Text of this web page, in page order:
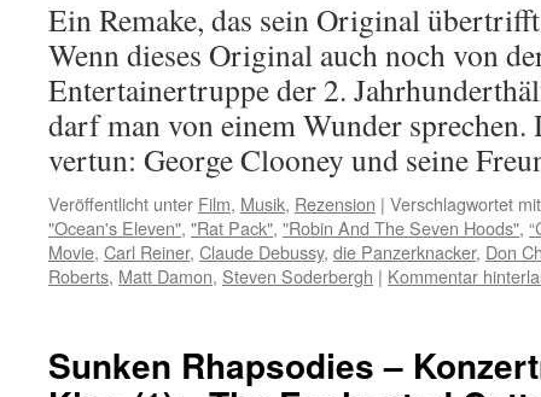
Ein Remake, das sein Original
Wenn dieses Original auch noch von
Entertainertruppe der 2.
darf man von einem Wunder sprechen.
vertun: George Clooney und seine
Veröffentlicht unter Film, Musik, Rezension | Verschlagwortet mit
"Ocean's Eleven", "Rat Pack", "Robin And The Seven Hoods",
Movie, Carl Reiner, Claude Debussy, die Panzerknacker, Don
Roberts, Matt Damon, Steven Soderbergh | Kommentar
Sunken Rhapsodies –